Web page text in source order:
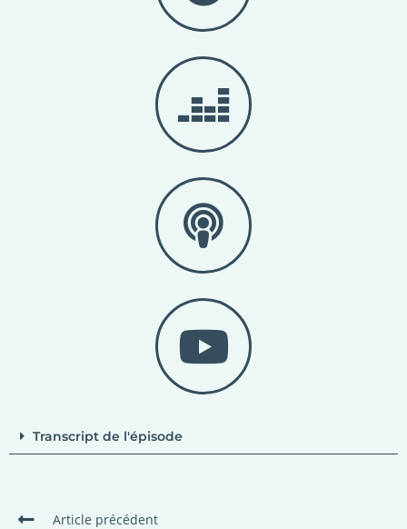
Transcript de l'épisode
Article précédent